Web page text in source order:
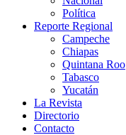
Política
Reporte Regional
Campeche
Chiapas
Quintana Roo
Tabasco
Yucatán
La Revista
Directorio
Contacto